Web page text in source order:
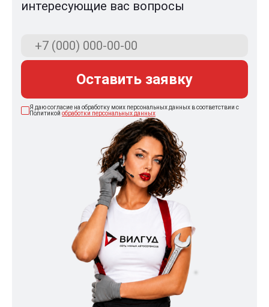
интересующие вас вопросы
Оставить заявку
Я даю согласие на обработку моих персональных данных в соответствии с
Политикой обработки персональных данных